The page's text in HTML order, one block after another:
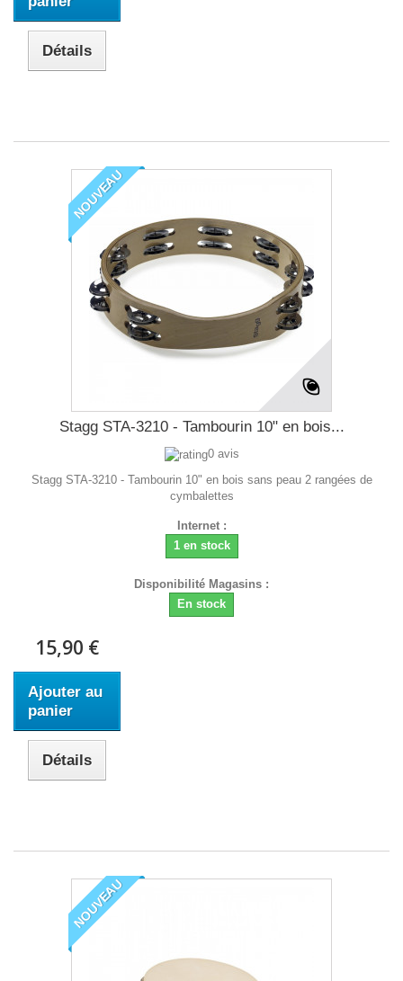
Détails
NOUVEAU
Stagg STA-3210 - Tambourin 10" en bois...
0 avis
Stagg STA-3210 - Tambourin 10" en bois sans peau 2 rangées de
cymbalettes
Internet :
1 en stock
Disponibilité Magasins :
En stock
15,90 €
Ajouter au
panier
Détails
NOUVEAU